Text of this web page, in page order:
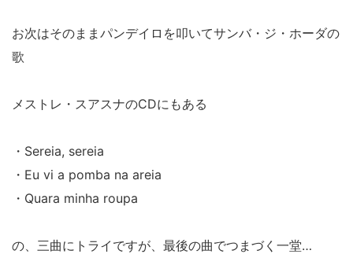
お次はそのままパンデイロを叩いてサンバ・ジ・ホーダの
歌
メストレ・スアスナのCDにもある
・Sereia, sereia
・Eu vi a pomba na areia
・Quara minha roupa
の、三曲にトライですが、最後の曲でつまづく一堂…